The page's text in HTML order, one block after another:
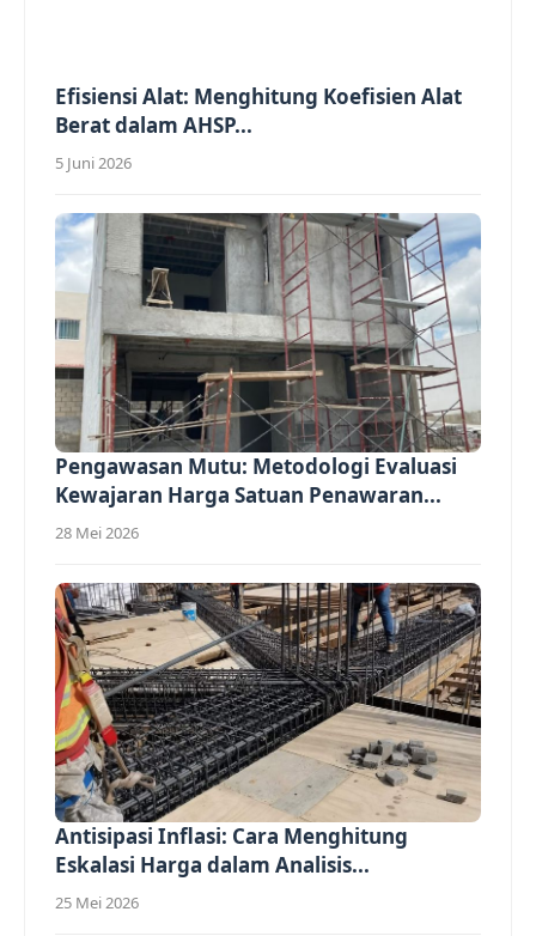
Efisiensi Alat: Menghitung Koefisien Alat
Berat dalam AHSP...
5 Juni 2026
Pengawasan Mutu: Metodologi Evaluasi
Kewajaran Harga Satuan Penawaran...
28 Mei 2026
Antisipasi Inflasi: Cara Menghitung
Eskalasi Harga dalam Analisis...
25 Mei 2026